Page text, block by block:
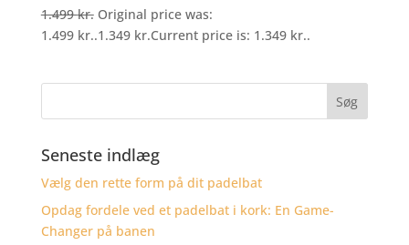
1.499kr. Original price was:
1.499 kr..1.349 kr.Current price is: 1.349 kr..
Seneste indlæg
Vælg den rette form på dit padelbat
Opdag fordele ved et padelbat i kork: En Game-
Changer på banen